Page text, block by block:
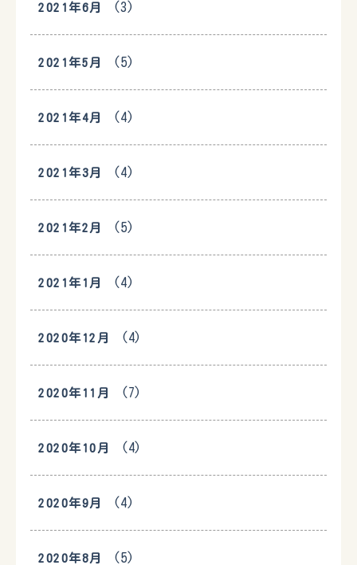
2021年6月 (3)
2021年5月 (5)
2021年4月 (4)
2021年3月 (4)
2021年2月 (5)
2021年1月 (4)
2020年12月 (4)
2020年11月 (7)
2020年10月 (4)
2020年9月 (4)
2020年8月 (5)